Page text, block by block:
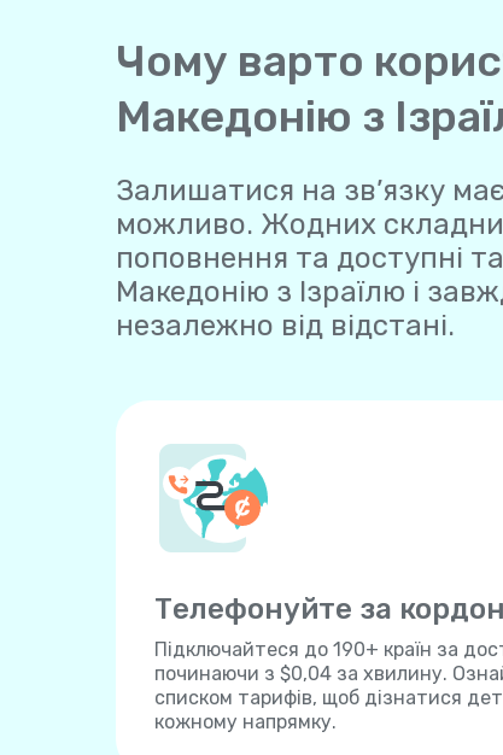
Чому варто
Македонію з
Залишатися на зв’язку
можливо. Жодних складних
поповнення та доступні
Македонію з Ізраїлю і
незалежно від відстані.
Телефонуйте за
Підключайтеся до 190+ країн за
починаючи з $0,04 за хвилину.
списком тарифів, щоб дізнатися
кожному напрямку.